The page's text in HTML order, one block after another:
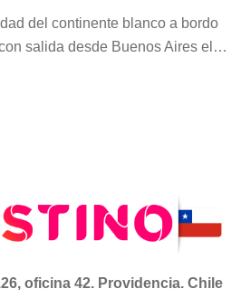
del continente blanco a bordo
salida desde Buenos Aires el 8
de 18 días y 17 noches
buscan una aventura
oficina 42. Providencia. Chile